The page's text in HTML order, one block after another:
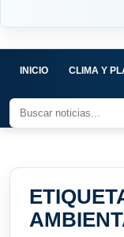
INICIO CLIMA Y